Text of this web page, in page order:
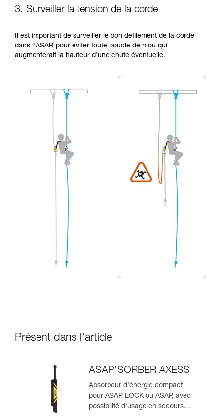
3. Surveiller la tension de la corde
Il est important de surveiller le bon défilement de la corde
dans l'ASAP, pour éviter toute boucle de mou qui
augmenterait la hauteur d'une chute éventuelle.
Présent dans l'article
ASAP'SORBER AXESS
Absorbeur d’énergie compact
pour ASAP LOCK ou ASAP, avec
possibilité d'usage en secours